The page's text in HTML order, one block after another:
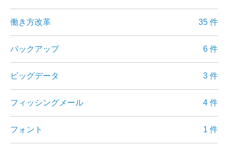
働き方改革 35 件
バックアップ 6 件
ビッグデータ 3 件
フィッシングメール 4 件
フォント 1 件